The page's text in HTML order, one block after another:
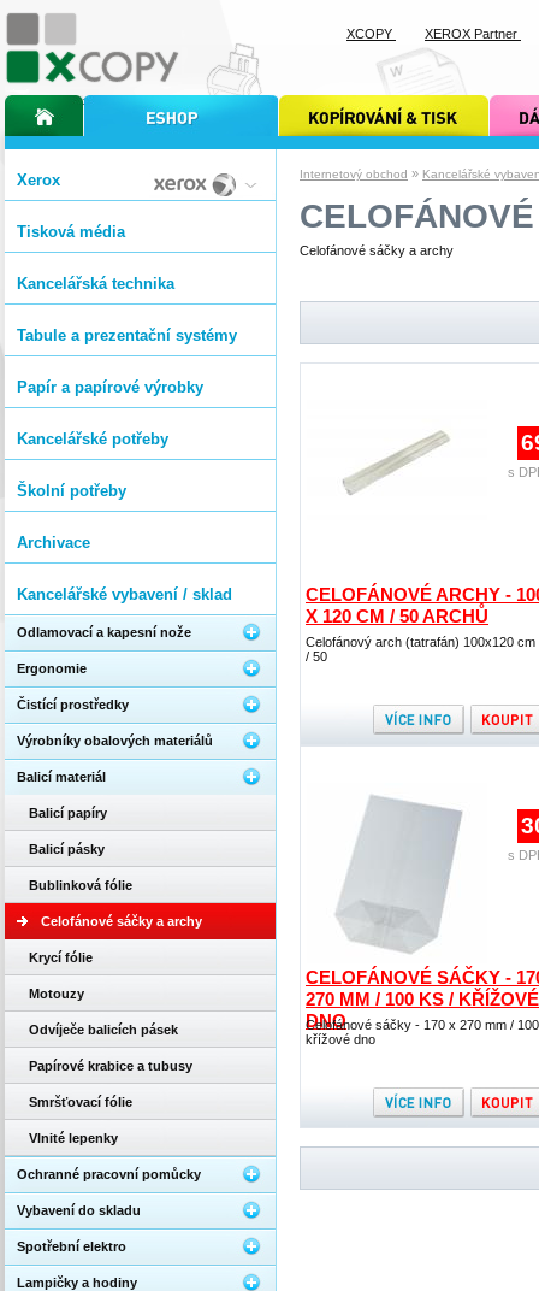
Internetový obchod » Kancelářské
Celofánové sáčky a archy
CELOFÁNOVÉ ARCHY -
X 120 CM / 50 ARCHŮ
Celofánový arch (tatrafán) 100x120 cm
/ 50
s
CELOFÁNOVÉ SÁČKY -
270 MM / 100 KS / KŘÍŽOVÉ
DNO
Celofánové sáčky - 170 x 270 mm /
křížové dno
s
Xerox
Tisková média
Kancelářská technika
Tabule a prezentační systémy
Papír a papírové výrobky
Kancelářské potřeby
Školní potřeby
Archivace
Kancelářské vybavení / sklad
Odlamovací a kapesní nože
Ergonomie
Čistící prostředky
Výrobníky obalových materiálů
Balicí materiál
Balicí papíry
Balicí pásky
Bublinková fólie
Celofánové sáčky a archy
Krycí fólie
Motouzy
Odvíječe balicích pásek
Papírové krabice a tubusy
Smršťovací fólie
Vlnité lepenky
Ochranné pracovní pomůcky
Vybavení do skladu
Spotřební elektro
Lampičky a hodiny
úvodní stránka xcopyinternetový obchod xcopy kopírování a tisk xcopy dárkové
XCOPY XEROX Partner